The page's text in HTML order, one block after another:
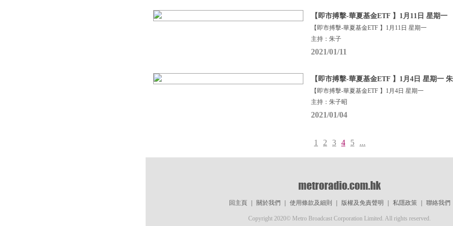
【即市搏擊-華夏基金ETF 】1月11日 星期一
【即市搏擊-華夏基金ETF 】1月11日 星期一
主持：朱子
2021/01/11
【即市搏擊-華夏基金ETF 】1月4日 星期一
【即市搏擊-華夏基金ETF 】1月4日 星期一
主持：朱子昭
2021/01/04
1 2 3 4 5 ...
回主頁｜ 關於我們 使用條款及細則 版權及免責聲明 私隱政策｜ 聯絡我們
Copyright 2020© Metro Broadcast Corporation Limited. All rights reserved.